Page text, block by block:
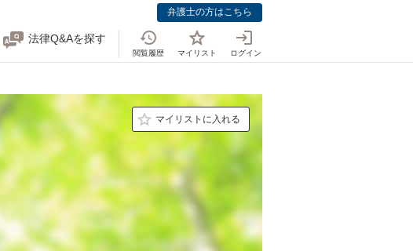
弁護士の方はこちら
法律Q&Aを探す
閲覧履歴 マイリスト ログイン
マイリストに入れる